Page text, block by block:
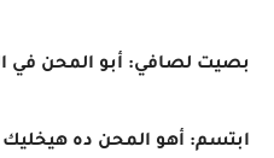
بصيت لصافي: أبو المحن في